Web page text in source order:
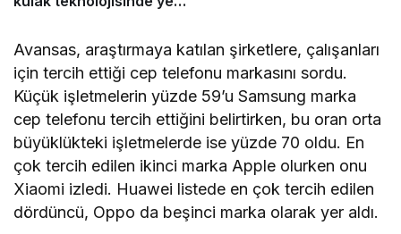
Avansas, araştırmaya katılan şirketlere, çalışanları
için tercih ettiği cep telefonu markasını sordu.
Küçük işletmelerin yüzde 59’u Samsung marka
cep telefonu tercih ettiğini belirtirken, bu oran orta
büyüklükteki işletmelerde ise yüzde 70 oldu. En
çok tercih edilen ikinci marka Apple olurken onu
Xiaomi izledi. Huawei listede en çok tercih edilen
dördüncü, Oppo da beşinci marka olarak yer aldı.